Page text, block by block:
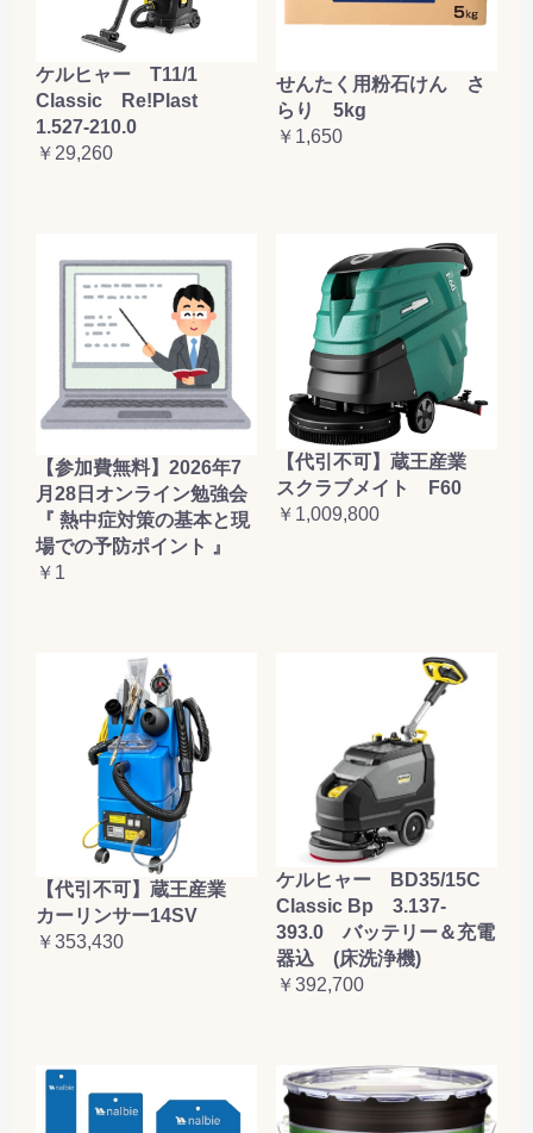
ケルヒャー T11/1
Classic Re!Plast
1.527-210.0
￥29,260
せんたく用粉石けん さ
らり 5kg
￥1,650
【参加費無料】2026年7
月28日オンライン勉強会
『 熱中症対策の基本と現
場での予防ポイント 』
￥1
【代引不可】蔵王産業
スクラブメイト F60
￥1,009,800
【代引不可】蔵王産業
カーリンサー14SV
￥353,430
ケルヒャー BD35/15C
Classic Bp 3.137-
393.0 バッテリー＆充電
器込 (床洗浄機)
￥392,700